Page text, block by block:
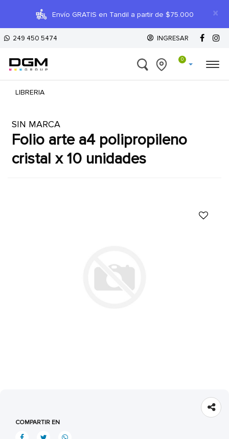
×
Envío GRATIS en Tandil a partir de $75.000
249 450 5474 INGRESAR
0
LIBRERIA
SIN MARCA
folio arte a4 polipropileno
cristal x 10 unidades
COMPARTIR EN